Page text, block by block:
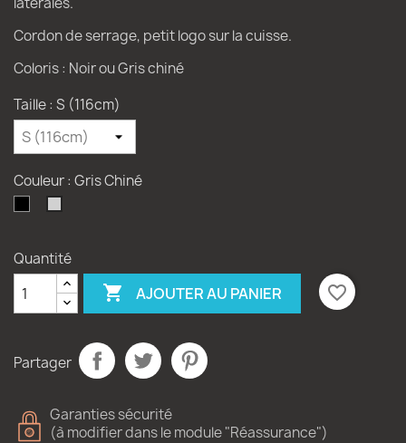
Cordon de serrage, petit logo sur la cuisse.
Coloris : Noir ou Gris chiné
Taille : S (116cm)
Couleur : Gris Chiné
Quantité
 AJOUTER AU PANIER favorite_border
Partager
Garanties sécurité
(à modifier dans le module "Réassurance")